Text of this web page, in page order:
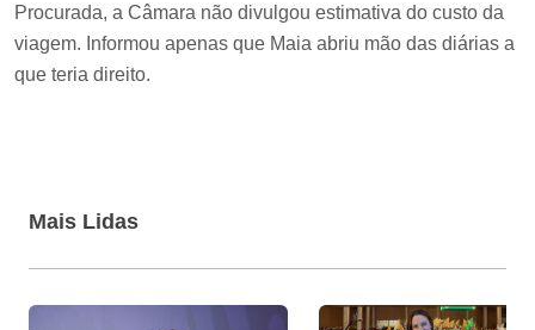
Procurada, a Câmara não divulgou estimativa do custo da
viagem. Informou apenas que Maia abriu mão das diárias a
que teria direito.
Mais Lidas